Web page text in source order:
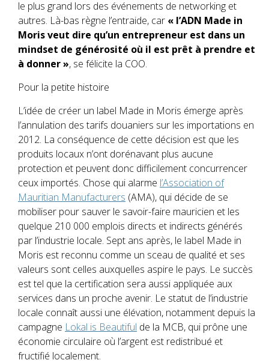
le plus grand lors des événements de networking et
autres. Là-bas règne l’entraide, car « l’ADN Made in
Moris veut dire qu’un entrepreneur est dans un
mindset de générosité où il est prêt à prendre et
à donner », se félicite la COO.
Pour la petite histoire
L’idée de créer un label Made in Moris émerge après
l’annulation des tarifs douaniers sur les importations en
2012. La conséquence de cette décision est que les
produits locaux n’ont dorénavant plus aucune
protection et peuvent donc difficilement concurrencer
ceux importés. Chose qui alarme l’Association of
Mauritian Manufacturers (AMA), qui décide de se
mobiliser pour sauver le savoir-faire mauricien et les
quelque 210 000 emplois directs et indirects générés
par l’industrie locale. Sept ans après, le label Made in
Moris est reconnu comme un sceau de qualité et ses
valeurs sont celles auxquelles aspire le pays. Le succès
est tel que la certification sera aussi appliquée aux
services dans un proche avenir. Le statut de l’industrie
locale connaît aussi une élévation, notamment depuis la
campagne Lokal is Beautiful de la MCB, qui prône une
économie circulaire où l’argent est redistribué et
fructifié localement.